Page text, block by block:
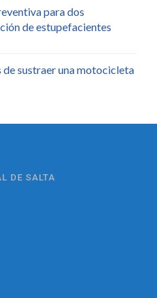
para dos
de estupefacientes
de sustraer una motocicleta
DE SALTA